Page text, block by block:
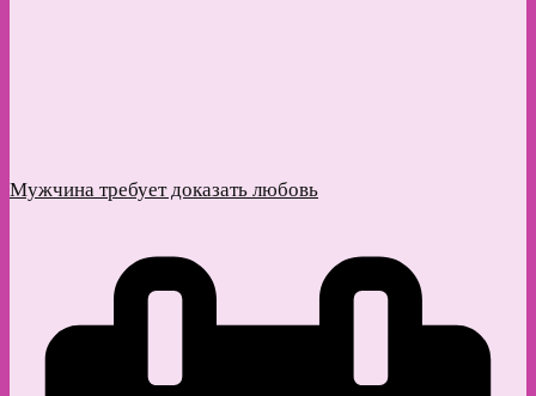
Мужчина требует доказать любовь